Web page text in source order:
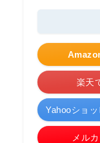
楽天
Yahooショ
メル